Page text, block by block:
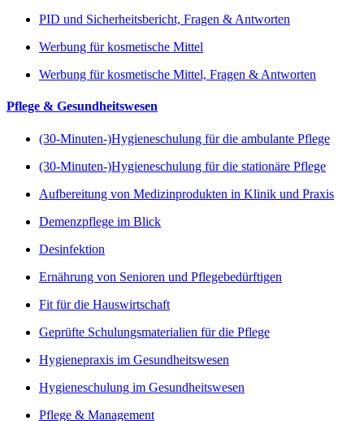
PID und Sicherheitsbericht, Fragen & Antworten
Werbung für kosmetische Mittel
Werbung für kosmetische Mittel, Fragen & Antworten
Pflege & Gesundheitswesen
(30-Minuten-)Hygieneschulung für die ambulante Pflege
(30-Minuten-)Hygieneschulung für die stationäre Pflege
Aufbereitung von Medizinprodukten in Klinik und Praxis
Demenzpflege im Blick
Desinfektion
Ernährung von Senioren und Pflegebedürftigen
Fit für die Hauswirtschaft
Geprüfte Schulungsmaterialien für die Pflege
Hygienepraxis im Gesundheitswesen
Hygieneschulung im Gesundheitswesen
Pflege & Management